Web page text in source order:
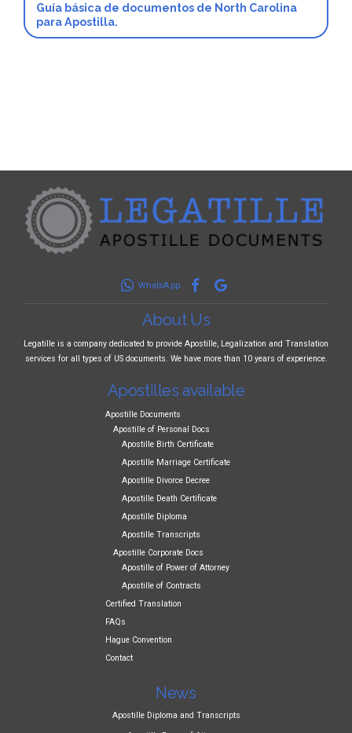
Guía básica de documentos de North Carolina
para Apostilla.
WhatsApp
About Us
Legatille is a company dedicated to provide Apostille, Legalization and Translation
services for all types of US documents. We have more than 10 years of experience.
Apostilles available
Apostille Documents
Apostille of Personal Docs
Apostille Birth Certificate
Apostille Marriage Certificate
Apostille Divorce Decree
Apostille Death Certificate
Apostille Diploma
Apostille Transcripts
Apostille Corporate Docs
Apostille of Power of Attorney
Apostille of Contracts
Certified Translation
FAQs
Hague Convention
Contact
News
Apostille Diploma and Transcripts